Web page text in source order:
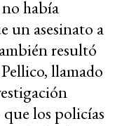
había
un asesinato a
resultó
llamado
los policías